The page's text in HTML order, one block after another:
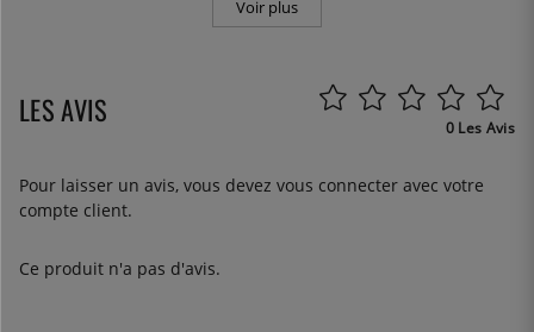
Voir plus
LES AVIS 0 Les Avis
Pour laisser un avis, vous devez vous connecter avec votre
compte client.
Ce produit n'a pas d'avis.